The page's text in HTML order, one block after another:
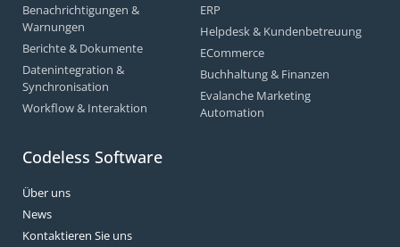
Benachrichtigungen &
Warnungen
Berichte & Dokumente
Datenintegration &
Synchronisation
Workflow & Interaktion
ERP
Helpdesk & Kundenbetreuung
ECommerce
Buchhaltung & Finanzen
Evalanche Marketing
Automation
Codeless Software
Über uns
News
Kontaktieren Sie uns